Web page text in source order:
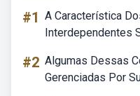
#1 A Característica
Interdependentes
#2 Algumas Dessas
Gerenciadas Por